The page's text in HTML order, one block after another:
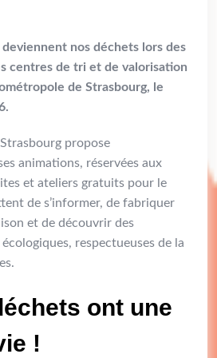
nos déchets lors des
centres de tri et de valorisation
de Strasbourg, le
propose
animations, réservées aux
et ateliers gratuits pour le
de s’informer, de fabriquer
et de découvrir des
respectueuses de la
ont une
!